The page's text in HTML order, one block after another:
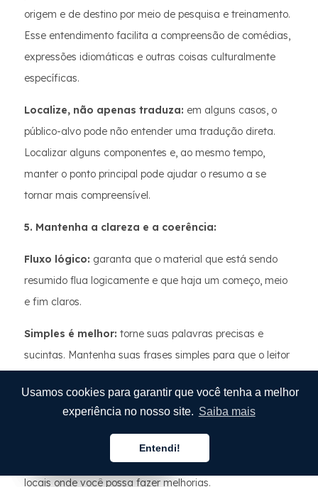
Usamos cookies para garantir que você tenha a melhor
experiência no nosso site. Saiba mais
Entendi!
origem e de destino por meio de pesquisa e treinamento.
Esse entendimento facilita a compreensão de comédias,
expressões idiomáticas e outras coisas culturalmente
específicas.
Localize, não apenas traduza: em alguns casos, o
público-alvo pode não entender uma tradução direta.
Localizar alguns componentes e, ao mesmo tempo,
manter o ponto principal pode ajudar o resumo a se
tornar mais compreensível.
5. Mantenha a clareza e a coerência:
Fluxo lógico: garanta que o material que está sendo
resumido flua logicamente e que haja um começo, meio
e fim claros.
Simples é melhor: torne suas palavras precisas e
sucintas. Mantenha suas frases simples para que o leitor
6. Feedback e avaliação:
Revisão por pares:
verificar o resumo com outro
tradutor ou editor ajudará você a encontrar erros ou
locais onde você possa fazer melhorias.
Português
Português
Português